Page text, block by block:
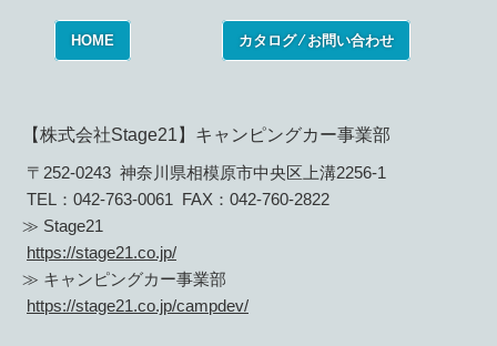
HOME カタログ ⁄ お問い合わせ
【株式会社Stage21】キャンピングカー事業部
〒252-0243 神奈川県相模原市中央区上溝2256-1
TEL：042-763-0061 FAX：042-760-2822
≫ Stage21
https://stage21.co.jp/
≫ キャンピングカー事業部
https://stage21.co.jp/campdev/